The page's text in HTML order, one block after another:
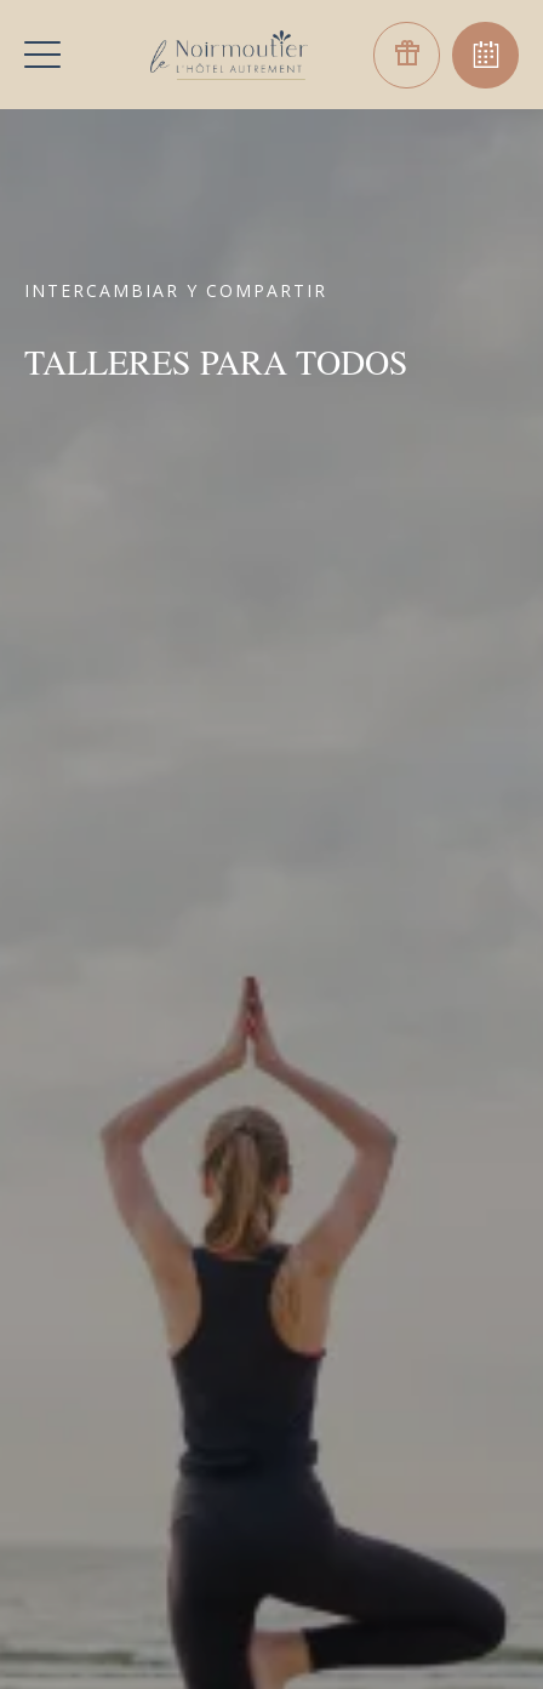
INTERCAMBIAR Y COMPARTIR
TALLERES PARA TODOS